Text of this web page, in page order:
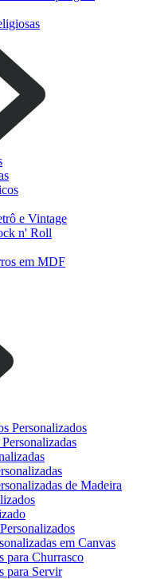
e Vintage
n' Roll
em MDF
Personalizados
de Madeira
em Canvas
para Churrasco
para Servir